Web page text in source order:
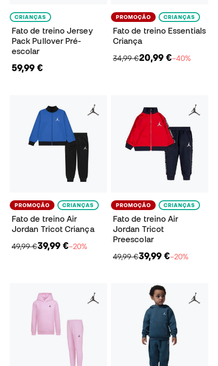
CRIANÇAS
Fato de treino Jersey
Pack Pullover Pré-
escolar
59,99 €
PROMOÇÃO CRIANÇAS
Fato de treino Essentials
Criança
34,99 €20,99 €−40%
PROMOÇÃO CRIANÇAS
Fato de treino Air
Jordan Tricot Criança
49,99 €39,99 €−20%
PROMOÇÃO CRIANÇAS
Fato de treino Air
Jordan Tricot
Preescolar
49,99 €39,99 €−20%